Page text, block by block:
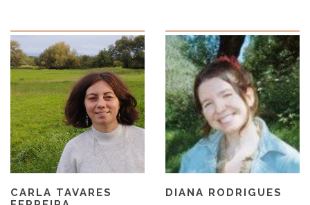
CARLA TAVARES
DIANA RODRIGUES